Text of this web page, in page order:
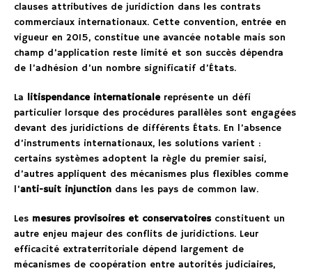
clauses attributives de juridiction dans les contrats
commerciaux internationaux. Cette convention, entrée en
vigueur en 2015, constitue une avancée notable mais son
champ d’application reste limité et son succès dépendra
de l’adhésion d’un nombre significatif d’États.
La litispendance internationalereprésente un défi
particulier lorsque des procédures parallèles sont engagées
devant des juridictions de différents États. En l’absence
d’instruments internationaux, les solutions varient :
certains systèmes adoptent la règle du premier saisi,
d’autres appliquent des mécanismes plus flexibles comme
l’anti-suit injunction dans les pays de common law.
Les mesures provisoires et conservatoiresconstituent un
autre enjeu majeur des conflits de juridictions. Leur
efficacité extraterritoriale dépend largement de
mécanismes de coopération entre autorités judiciaires,